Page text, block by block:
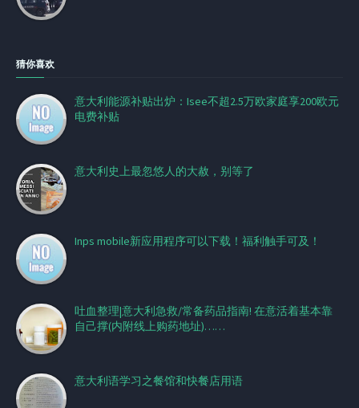
猜你喜欢
意大利能源补贴出炉：Isee不超2.5万欧家庭享200欧元
电费补贴
意大利史上最忽悠人的大赦，别等了
Inps mobile新应用程序可以下载！福利触手可及！
吐血整理|意大利急救/常备药品指南! 在意活着基本靠
自己撑(内附线上购药地址)……
意大利语学习之餐馆和快餐店用语